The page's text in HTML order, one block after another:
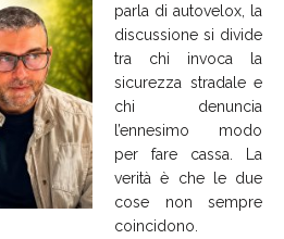
parla di autovelox, la
discussione si divide
tra chi invoca la
sicurezza stradale e
chi denuncia
l’ennesimo modo
per fare cassa. La
verità è che le due
cose non sempre
coincidono.